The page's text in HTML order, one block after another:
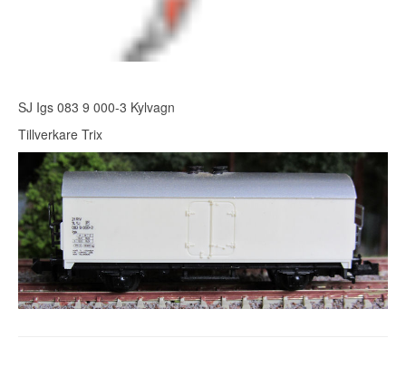
SJ Igs 083 9 000-3 Kylvagn
Tillverkare Trix